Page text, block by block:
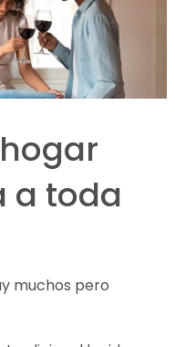
a toda
muchos pero